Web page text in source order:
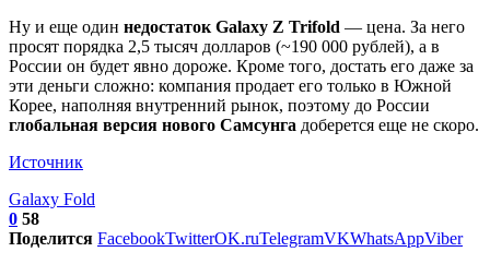
Ну и еще один недостаток Galaxy Z Trifold — цена. За него
просят порядка 2,5 тысяч долларов (~190 000 рублей), а в
России он будет явно дороже. Кроме того, достать его даже за
эти деньги сложно: компания продает его только в Южной
Корее, наполняя внутренний рынок, поэтому до России
глобальная версия нового Самсунга доберется еще не скоро.
Источник
Galaxy Fold
0 58
Поделится FacebookTwitterOK.ruTelegramVKWhatsAppViber